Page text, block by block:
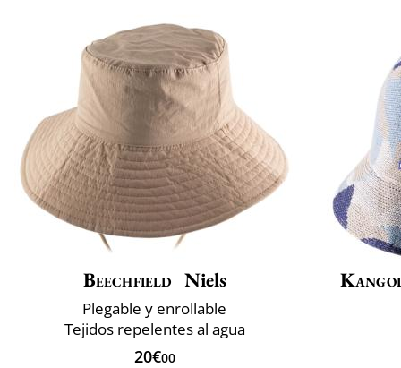
Beechfield Niels
Plegable y enrollable
Tejidos repelentes al agua
20€00